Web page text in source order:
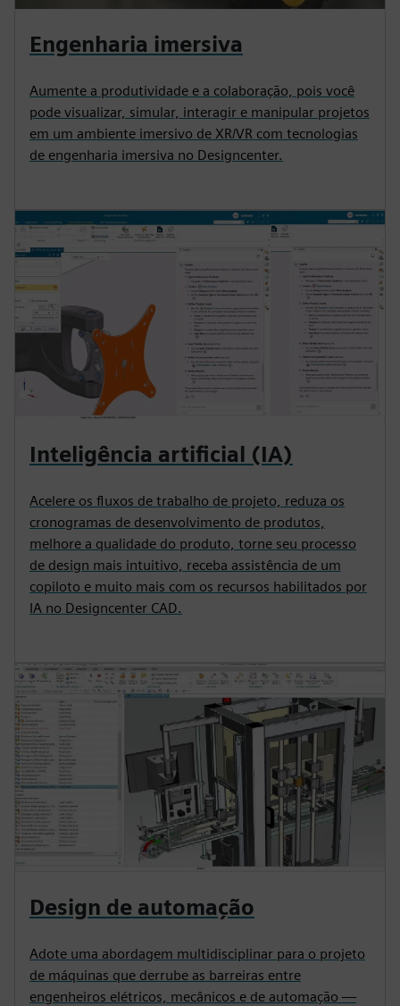
Engenharia imersiva
Aumente a produtividade e a colaboração, pois você
pode visualizar, simular, interagir e manipular projetos
em um ambiente imersivo de XR/VR com tecnologias
de engenharia imersiva no Designcenter.
Inteligência artificial (IA)
Acelere os fluxos de trabalho de projeto, reduza os
cronogramas de desenvolvimento de produtos,
melhore a qualidade do produto, torne seu processo
de design mais intuitivo, receba assistência de um
copiloto e muito mais com os recursos habilitados por
IA no Designcenter CAD.
Design de automação
Adote uma abordagem multidisciplinar para o projeto
de máquinas que derrube as barreiras entre
engenheiros elétricos, mecânicos e de automação —